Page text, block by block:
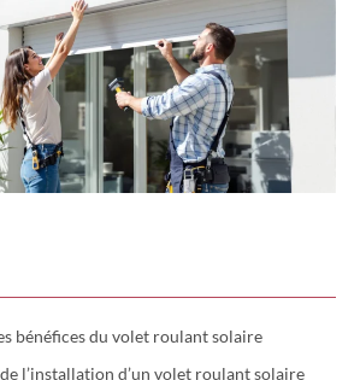
bénéfices du volet roulant solaire
l’installation d’un volet roulant solaire